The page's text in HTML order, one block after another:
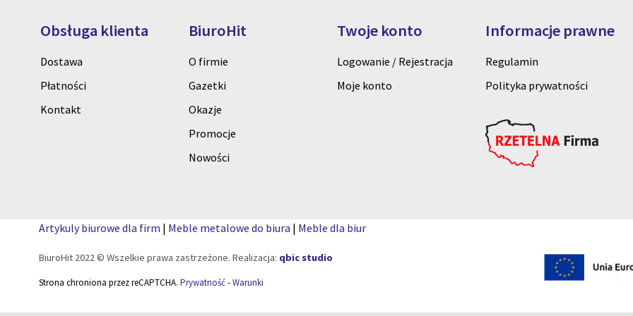
Obsługa klienta
Dostawa
Płatności
Kontakt
BiuroHit
O firmie
Gazetki
Okazje
Promocje
Nowości
Twoje konto
Logowanie / Rejestracja
Moje konto
Informacje prawne
Regulamin
Polityka prywatności
Artykuly biurowe dla firm | Meble metalowe do biura | Meble dla biur
BiuroHit 2022 © Wszelkie prawa zastrzeżone. Realizacja: qbic studio
Strona chroniona przez reCAPTCHA. Prywatność-Warunki